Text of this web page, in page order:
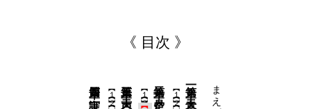
《 目次 》
第一章 天意
【１】
【２】
第二章 是空
【１】
【２】
第三章 天声
【１】
【２】
第四章 実証